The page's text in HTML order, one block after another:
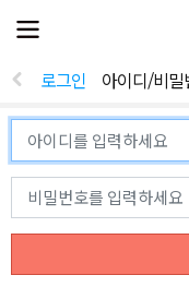
전
체
뉴
열
로그인 아이디/비밀